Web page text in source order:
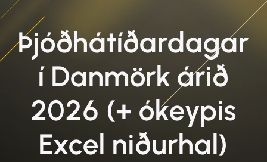
Þjóðhátíðardagar
í Danmörk árið
2026 (+ ókeypis
Excel niðurhal)